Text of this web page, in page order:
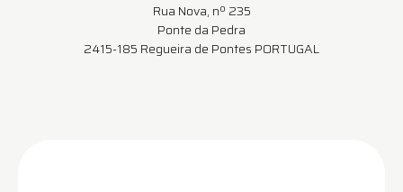
Rua Nova, nº 235
Ponte da Pedra
2415-185 Regueira de Pontes PORTUGAL